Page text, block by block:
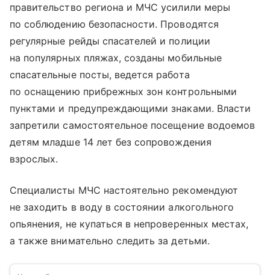
правительство региона и МЧС усилили меры
по соблюдению безопасности. Проводятся
регулярные рейды спасателей и полиции
на популярных пляжах, созданы мобильные
спасательные посты, ведется работа
по оснащению прибрежных зон контрольными
пунктами и предупреждающими знаками. Власти
запретили самостоятельное посещение водоемов
детям младше 14 лет без сопровождения
взрослых.
Специалисты МЧС настоятельно рекомендуют
не заходить в воду в состоянии алкогольного
опьянения, не купаться в непроверенных местах,
а также внимательно следить за детьми.